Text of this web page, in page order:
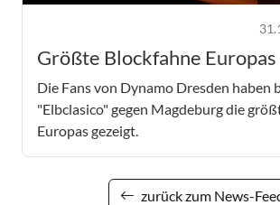
Größte Blockfahne Europas
Die Fans von Dynamo Dresden haben
"Elbclasico" gegen Magdeburg die
Europas gezeigt.
zurück zum News-